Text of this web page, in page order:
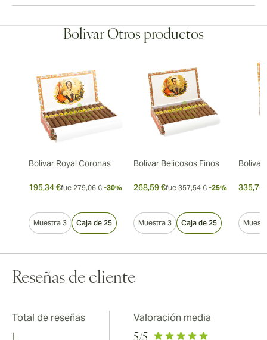
Bolivar Otros productos
Bolivar Royal Coronas
195,34 €fue 279,06 € -30%
Muestra 3 Caja de 25
Bolivar Belicosos Finos
268,59 €fue 357,54 € -25%
Muestra 3 Caja de 25
Bolivar
335,74
Reseñas de cliente
Total de reseñas Valoración media